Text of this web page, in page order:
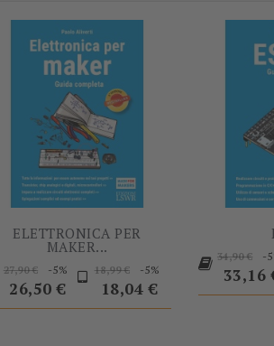
ELETTRONICA PER
MAKER...
Prezzo
base
27,90 € -5%
Prezzo
26,50 €
Prezzo
base
18,99 € -5%
Prezzo
18,04 €
Prezzo
base
34,90 € -
33,16